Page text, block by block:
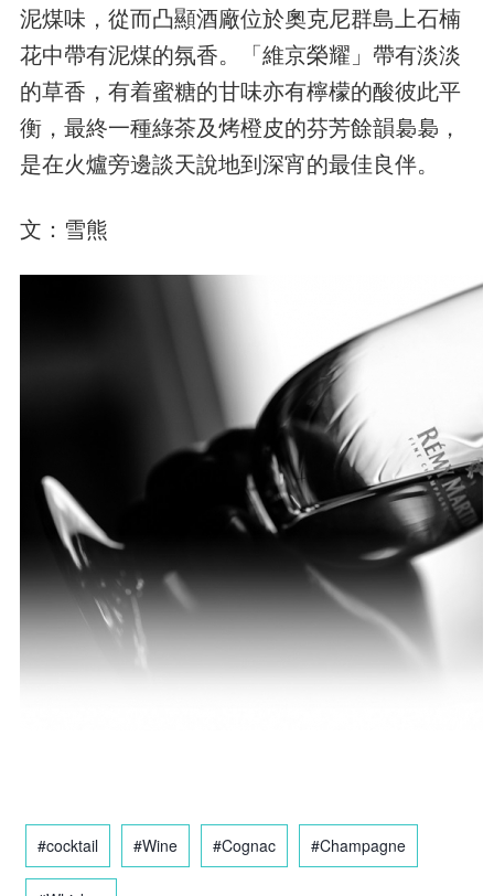
泥煤味，從而凸顯酒廠位於奧克尼群島上石楠
花中帶有泥煤的氛香。「維京榮耀」帶有淡淡
的草香，有着蜜糖的甘味亦有檸檬的酸彼此平
衡，最終一種綠茶及烤橙皮的芬芳餘韻裊裊，
是在火爐旁邊談天說地到深宵的最佳良伴。
文：雪熊
#cocktail #Wine #Cognac #Champagne